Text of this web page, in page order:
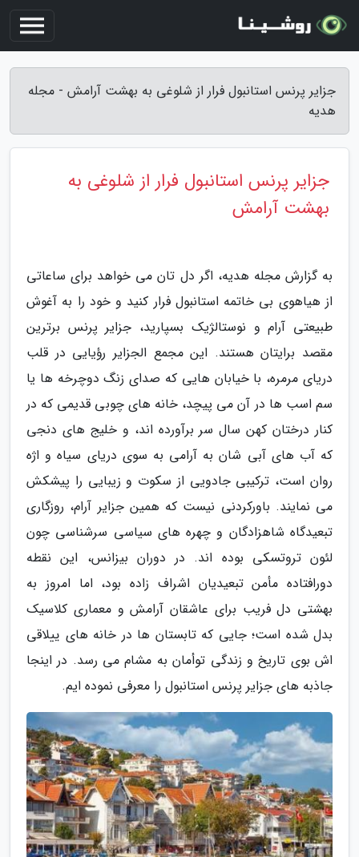
جزایر پرنس استانبول فرار از شلوغی به بهشت آرامش - مجله
هدیه
جزایر پرنس استانبول فرار از شلوغی به
بهشت آرامش
به گزارش مجله هدیه، اگر دل تان می خواهد برای ساعاتی
از هیاهوی بی خاتمه استانبول فرار کنید و خود را به آغوش
طبیعتی آرام و نوستالژیک بسپارید، جزایر پرنس برترین
مقصد برایتان هستند. این مجمع الجزایر رؤیایی در قلب
دریای مرمره، با خیابان هایی که صدای زنگ دوچرخه ها یا
سم اسب ها در آن می پیچد، خانه های چوبی قدیمی که در
کنار درختان کهن سال سر برآورده اند، و خلیج های دنجی
که آب های آبی شان به آرامی به سوی دریای سیاه و اژه
روان است، ترکیبی جادویی از سکوت و زیبایی را پیشکش
می نمایند. باورکردنی نیست که همین جزایر آرام، روزگاری
تبعیدگاه شاهزادگان و چهره های سیاسی سرشناسی چون
لئون تروتسکی بوده اند. در دوران بیزانس، این نقطه
دورافتاده مأمن تبعیدیان اشراف زاده بود، اما امروز به
بهشتی دل فریب برای عاشقان آرامش و معماری کلاسیک
بدل شده است؛ جایی که تابستان ها در خانه های ییلاقی
اش بوی تاریخ و زندگی توأمان به مشام می رسد. در اینجا
جاذبه های جزایر پرنس استانبول را معرفی نموده ایم.